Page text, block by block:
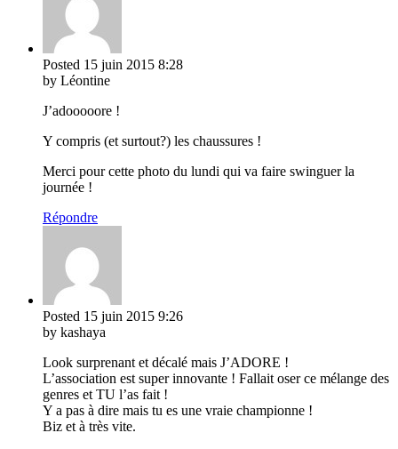
Posted 15 juin 2015 8:28
by Léontine
J’adooooore !
Y compris (et surtout?) les chaussures !
Merci pour cette photo du lundi qui va faire swinguer la
journée !
Répondre
Posted 15 juin 2015 9:26
by kashaya
Look surprenant et décalé mais J’ADORE !
L’association est super innovante ! Fallait oser ce mélange des
genres et TU l’as fait !
Y a pas à dire mais tu es une vraie championne !
Biz et à très vite.